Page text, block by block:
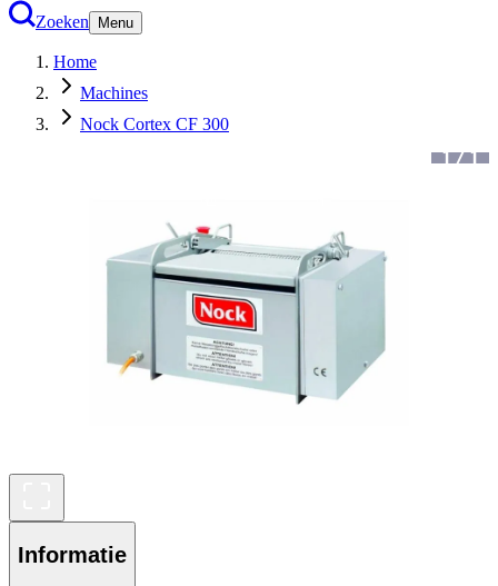
Zoeken
Menu
Home
Machines
Nock Cortex CF 300
1/1
Informatie